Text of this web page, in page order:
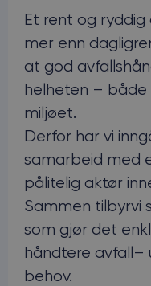
Et rent og
mer enn
at god
helheten – både
miljøet.
Derfor har vi
samarbeid med
pålitelig aktør
Sammen tilbyrvi
som gjør det
håndtere avfall–
behov.